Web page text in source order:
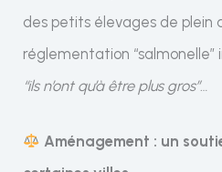
des petits élevages de plein
réglementation “salmonelle”
“ils n’ont qu’à être plus gros”…
Aménagement : un